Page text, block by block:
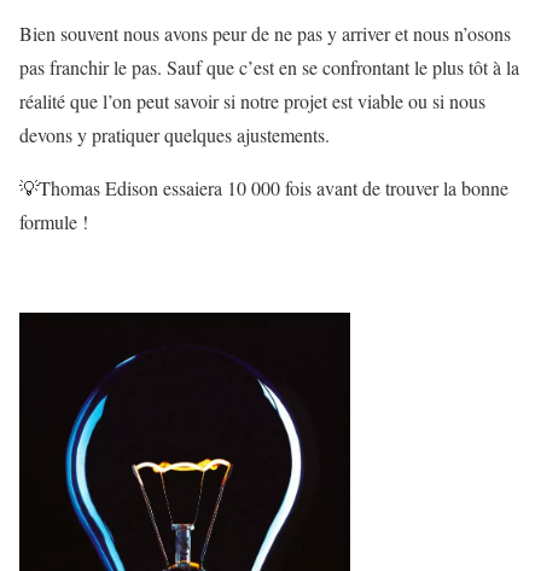
Bien souvent nous avons peur de ne pas y arriver et nous n’osons
pas franchir le pas. Sauf que c’est en se confrontant le plus tôt à la
réalité que l’on peut savoir si notre projet est viable ou si nous
devons y pratiquer quelques ajustements.
💡Thomas Edison essaiera 10 000 fois avant de trouver la bonne
formule !